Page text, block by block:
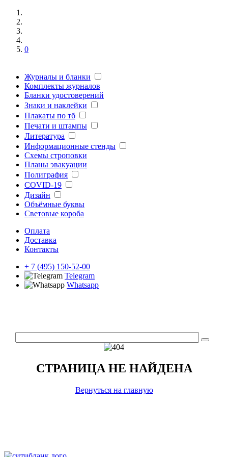
0
Журналы и бланки
Комплекты журналов
Бланки удостоверений
Знаки и наклейки
Плакаты по тб
Печати и штампы
Литература
Информационные стенды
Схемы строповки
Планы эвакуации
Полиграфия
COVID-19
Дизайн
Объёмные буквы
Световые короба
Оплата
Доставка
Контакты
+ 7 (495) 150-52-00
Telegram
Whatsapp
СТРАНИЦА НЕ НАЙДЕНА
Вернуться на главную